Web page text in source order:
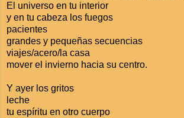
El universo en tu interior
y en tu cabeza los fuegos
pacientes
grandes y pequeñas secuencias
viajes/acero/la casa
mover el invierno hacia su centro.
Y ayer los gritos
leche
tu espíritu en otro cuerpo